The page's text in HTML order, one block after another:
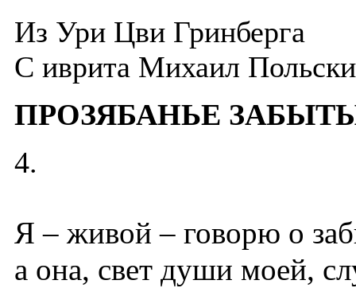
Из Ури Цви Гринберга
C иврита Михаил
ПРОЗЯБАНЬЕ
4.
Я – живой – говорю о
а она, свет души моей,